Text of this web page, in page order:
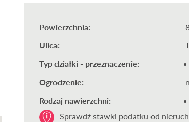
Powierzchnia:
Ulica:
Typ działki - przeznaczenie:
Ogrodzenie:
Rodzaj nawierzchni:
Sprawdź stawki podatku od